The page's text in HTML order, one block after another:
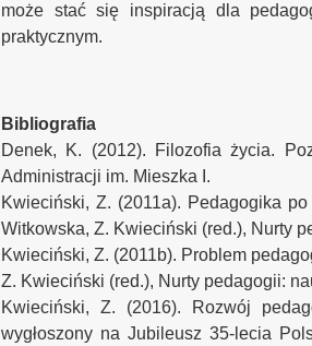
może stać się inspiracją dla
praktycznym.
Bibliografia
Denek, K. (2012). Filozofia życia.
Administracji im. Mieszka I.
Kwieciński, Z. (2011a). Pedagogika
Witkowska, Z. Kwieciński (red.), Nurty
Kwieciński, Z. (2011b). Problem
Z. Kwieciński (red.), Nurty pedagogii:
Kwieciński, Z. (2016). Rozwój
wygłoszony na Jubileusz 35-lecia